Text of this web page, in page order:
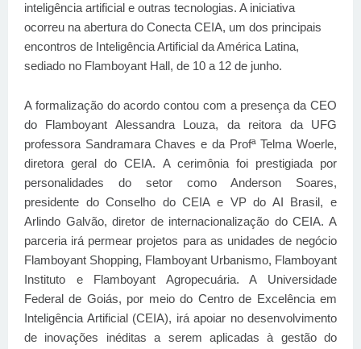
inteligência artificial e outras tecnologias. A iniciativa
ocorreu na abertura do Conecta CEIA, um dos principais
encontros de Inteligência Artificial da América Latina,
sediado no Flamboyant Hall, de 10 a 12 de junho.
A formalização do acordo contou com a presença da CEO
do Flamboyant Alessandra Louza, da reitora da UFG
professora Sandramara Chaves e da Profª Telma Woerle,
diretora geral do CEIA. A cerimônia foi prestigiada por
personalidades do setor como Anderson Soares,
presidente do Conselho do CEIA e VP do AI Brasil, e
Arlindo Galvão, diretor de internacionalização do CEIA. A
parceria irá permear projetos para as unidades de negócio
Flamboyant Shopping, Flamboyant Urbanismo, Flamboyant
Instituto e Flamboyant Agropecuária. A Universidade
Federal de Goiás, por meio do Centro de Excelência em
Inteligência Artificial (CEIA), irá apoiar no desenvolvimento
de inovações inéditas a serem aplicadas à gestão do